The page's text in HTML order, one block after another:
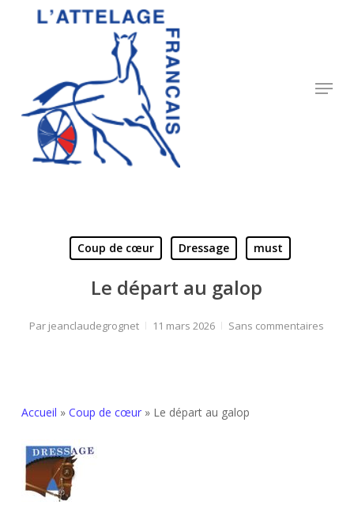
Menu
Coup de cœur Dressage must
Le départ au galop
Par jeanclaudegrognet 11 mars 2026 Sans commentaires
Accueil » Coup de cœur» Le départ au galop